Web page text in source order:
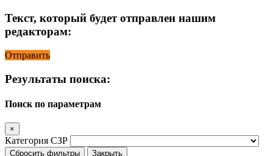
Текст, который будет отправлен нашим
редакторам:
Отправить
Результаты поиска:
Поиск по параметрам
×
Категория СЗР
Сбросить фильтры Закрыть